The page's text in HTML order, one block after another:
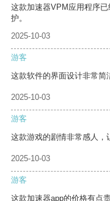
这款加速器VPM应用程序
护。
2025-10-03
游客
这款软件的界面设计非常简
2025-10-03
游客
这款游戏的剧情非常感人，
2025-10-03
游客
这款加速器app的价格有点